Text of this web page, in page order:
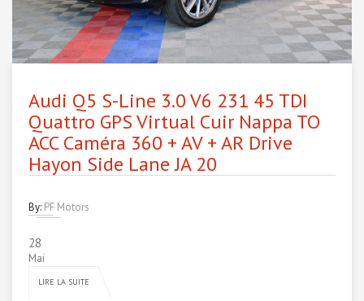
Audi Q5 S-Line 3.0 V6 231 45 TDI
Quattro GPS Virtual Cuir Nappa TO
ACC Caméra 360 + AV + AR Drive
Hayon Side Lane JA 20
By: PF Motors
28
Mai
LIRE LA SUITE